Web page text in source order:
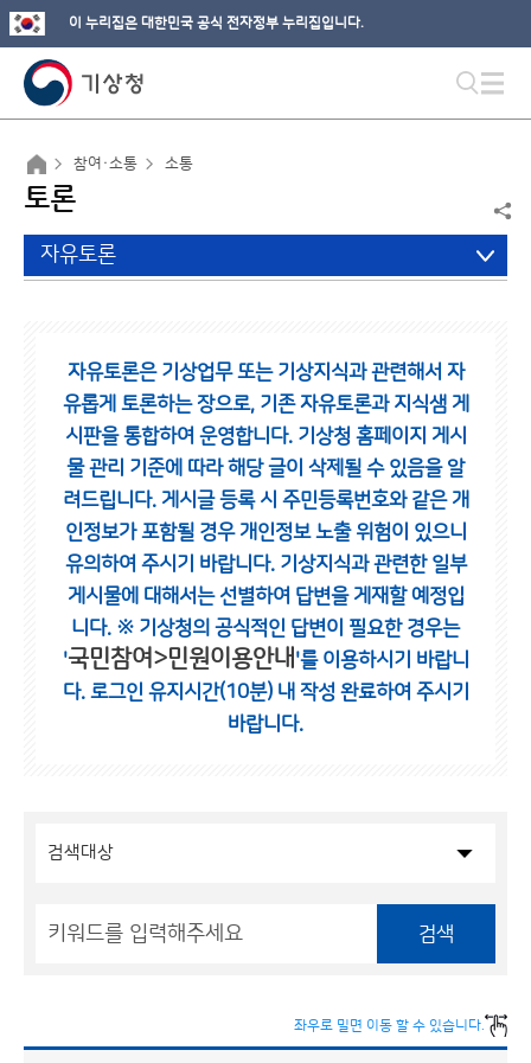
이 누리집은 대한민국 공식 전자정부 누리집입니다.
참여·소통 소통
토론
자유토론
자유토론은 기상업무 또는 기상지식과 관련해서 자
유롭게 토론하는 장으로, 기존 자유토론과 지식샘 게
시판을 통합하여 운영합니다. 기상청 홈페이지 게시
물 관리 기준에 따라 해당 글이 삭제될 수 있음을 알
려드립니다. 게시글 등록 시 주민등록번호와 같은 개
인정보가 포함될 경우 개인정보 노출 위험이 있으니
유의하여 주시기 바랍니다. 기상지식과 관련한 일부
게시물에 대해서는 선별하여 답변을 게재할 예정입
니다. ※ 기상청의 공식적인 답변이 필요한 경우는
'국민참여>민원이용안내 '를 이용하시기 바랍니
다. 로그인 유지시간(10분) 내 작성 완료하여 주시기
바랍니다.
검색
좌우로 밀면 이동 할 수 있습니다.